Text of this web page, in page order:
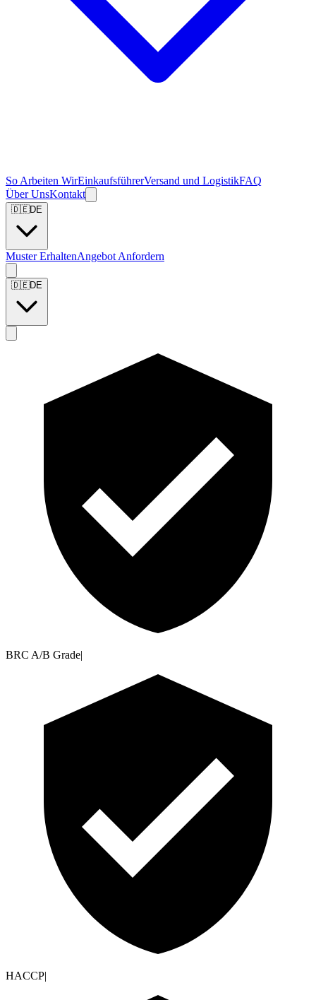
So Arbeiten WirEinkaufsführerVersand und LogistikFAQ
Über UnsKontakt
🇩🇪DE
Muster ErhaltenAngebot Anfordern
🇩🇪DE
BRC A/B Grade|
HACCP|